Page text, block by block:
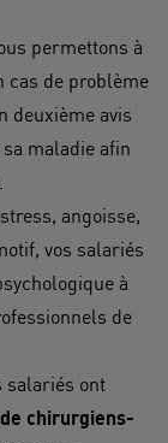
permettons à
cas de problème
deuxième avis
maladie afin
angoisse,
vos salariés
à
de
salariés ont
chirurgiens-